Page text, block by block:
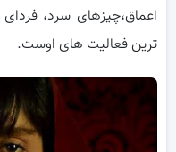
اعماق،چیزهای سرد،
ترین فعالیت های اوست.